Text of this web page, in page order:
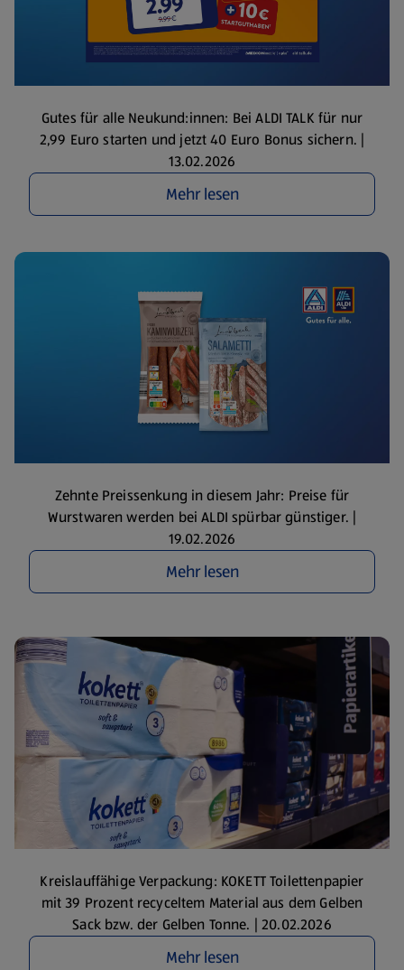
Gutes für alle Neukund:innen: Bei ALDI TALK für nur
2,99 Euro starten und jetzt 40 Euro Bonus sichern. |
13.02.2026
Mehr lesen
Zehnte Preissenkung in diesem Jahr: Preise für
Wurstwaren werden bei ALDI spürbar günstiger. |
19.02.2026
Mehr lesen
Kreislauffähige Verpackung: KOKETT Toilettenpapier
mit 39 Prozent recyceltem Material aus dem Gelben
Sack bzw. der Gelben Tonne. | 20.02.2026
Mehr lesen